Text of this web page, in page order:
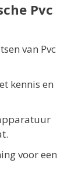
Pvc
van Pvc
kennis en
voor een